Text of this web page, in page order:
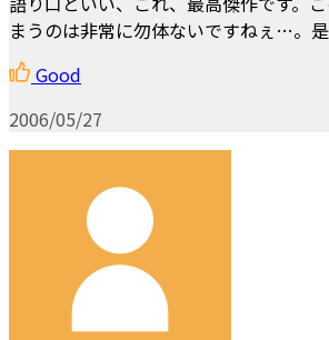
まうのは非常に勿体ないですねぇ…。是
Good
2006/05/27